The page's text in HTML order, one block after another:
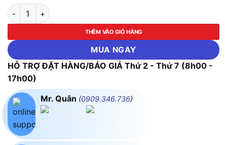
Máy Hiệu Chuẩn Vòng Lặp Chính Xác FLUKE-709 (Tạo
THÊM VÀO GIỎ HÀNG
MUA NGAY
HỖ TRỢ ĐẶT HÀNG/BÁO GIÁ Thứ 2 - Thứ 7 (8h00 -
17h00)
Mr. Quân (0909.346.736)